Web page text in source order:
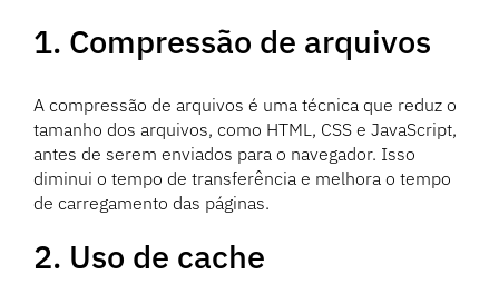
1. Compressão de arquivos
A compressão de arquivos é uma técnica que reduz o
tamanho dos arquivos, como HTML, CSS e JavaScript,
antes de serem enviados para o navegador. Isso
diminui o tempo de transferência e melhora o tempo
de carregamento das páginas.
2. Uso de cache